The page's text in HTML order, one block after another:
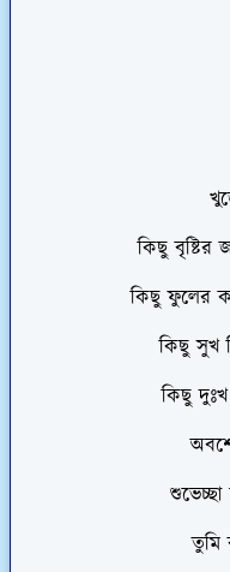
কিছু বৃষ্টির
কিছু ফুলের
কিছু সুখ
কিছু দুঃখ
তুমি